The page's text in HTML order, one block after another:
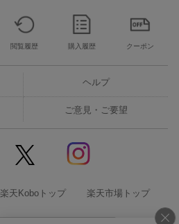
閲覧履歴 購入履歴 クーポン
ヘルプ
ご意見・ご要望
楽天Koboトップ 楽天市場トップ